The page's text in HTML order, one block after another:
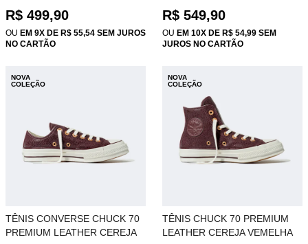
OX CT35890003
R$ 499,90
OU EM 9X DE R$ 55,54 SEM JUROS
NO CARTÃO
HI CT35880003
R$ 549,90
OU EM 10X DE R$ 54,99 SEM
JUROS NO CARTÃO
NOVA
COLEÇÃO
TÊNIS CONVERSE CHUCK 70
PREMIUM LEATHER CEREJA
NOVA
COLEÇÃO
TÊNIS CHUCK 70 PREMIUM
LEATHER CEREJA VEMELHA